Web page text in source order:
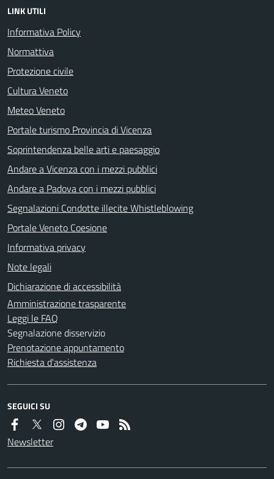
LINK UTILI
Informativa Policy
Normattiva
Protezione civile
Cultura Veneto
Meteo Veneto
Portale turismo Provincia di Vicenza
Soprintendenza belle arti e paesaggio
Andare a Vicenza con i mezzi pubblici
Andare a Padova con i mezzi pubblici
Segnalazioni Condotte illecite Whistleblowing
Portale Veneto Coesione
Informativa privacy
Note legali
Dichiarazione di accessibilità
Amministrazione trasparente
Leggi le FAQ
Segnalazione disservizio
Prenotazione appuntamento
Richiesta d'assistenza
SEGUICI SU
Newsletter